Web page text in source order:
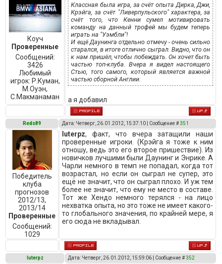
Коуч
Проверенные
Сообщений:
3426
Любимый
игрок: Р.Куман,
М.Оуэн,
C.Макманаман
Классная была игра, за счёт опыта Дирка, Джи,
Крэйга, за счёт "Ливерпульского" характера, за
счёт того, что Кенни сумел мотивировать
команду на данный трофей мы будем теперь
играть на "Уэмбли"!
И ещё Даунинга отдельно отмечу - очень сильно
старался, в итоге отлично сыграл. Видно, что он
к нам пришёл, чтобы побеждать. Он хочет быть
частью топ-клуба. Вчера я видел настоящего
Стью, того самого, который является важной
частью сборной Англии.
а я добавил
Reds89 Дата: Четверг, 26.01.2012, 15:37:10 | Сообщение #351
Победитель
клуба
прогнозов
2012/13,
2013/14
Проверенные
Сообщений:
1029
luterpz, факт, что вчера затащили наши
проверенные игроки. (Крэйга я тоже к ним
отношу, ведь это его второе пришествие). Из
новичков лучшими были Даунинг и Энрике. А
Чарли немного в темп не попадал, когда тот
возрастал, но если он сыграл не супер, это
ещё не значит, что он сыграл плохо. И уж тем
более не значит, что ему не место в составе.
Тот же Хендо немного терялся - на лицо
нехватка опыта, но это тоже не имеет какого-
то глобального значения, по крайней мере, я
его сюда не вкладывал.
luterpz Дата: Четверг, 26.01.2012, 15:59:06 | Сообщение #352